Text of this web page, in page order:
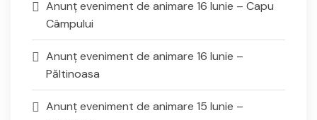
Anunț eveniment de animare 16 Iunie – Capu
Câmpului
Anunț eveniment de animare 16 Iunie –
Păltinoasa
Anunț eveniment de animare 15 Iunie –